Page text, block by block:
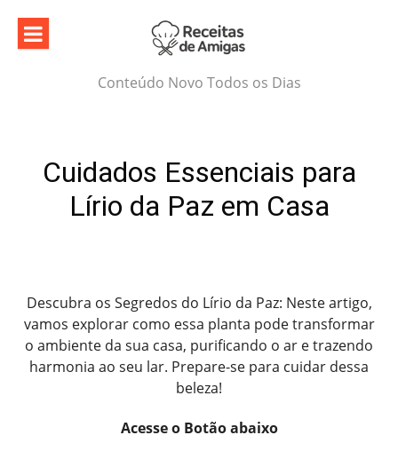
content
Conteúdo Novo Todos os Dias
Cuidados Essenciais para
Lírio da Paz em Casa
Descubra os Segredos do Lírio da Paz: Neste artigo,
vamos explorar como essa planta pode transformar
o ambiente da sua casa, purificando o ar e trazendo
harmonia ao seu lar. Prepare-se para cuidar dessa
beleza!
Acesse o Botão abaixo